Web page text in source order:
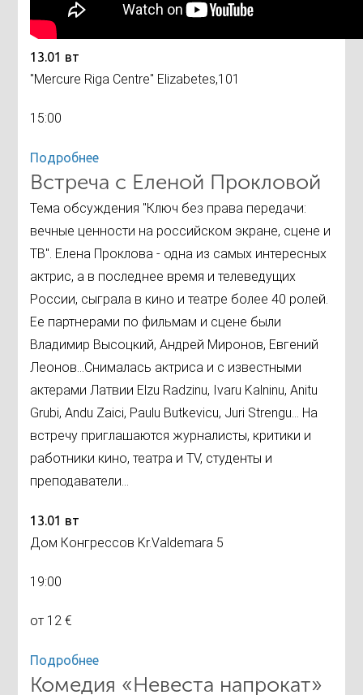
13.01 вт
"Mercure Riga Centre" Elizabetes,101
15:00
Подробнее
Встреча с Еленой Прокловой
Тема обсуждения "Ключ без права передачи:
вечные ценности на российском экране, cцене и
ТВ". Елена Проклова - одна из самых интересных
актрис, а в последнее время и телеведущих
России, сыграла в кино и театре более 40 ролей.
Ее партнерами по фильмам и сцене были
Владимир Высоцкий, Андрей Миронов, Евгений
Леонов...Снималась актриса и с известными
актерами Латвии Elzu Radzinu, Ivaru Kalninu, Anitu
Grubi, Andu Zaici, Paulu Butkevicu, Juri Strengu... На
встречу приглашаются журналисты, критики и
работники кино, театра и TV, студенты и
преподаватели...
13.01 вт
Дом Конгрессов Kr.Valdemara 5
19:00
от 12 €
Подробнее
Комедия «Невеста напрокат»